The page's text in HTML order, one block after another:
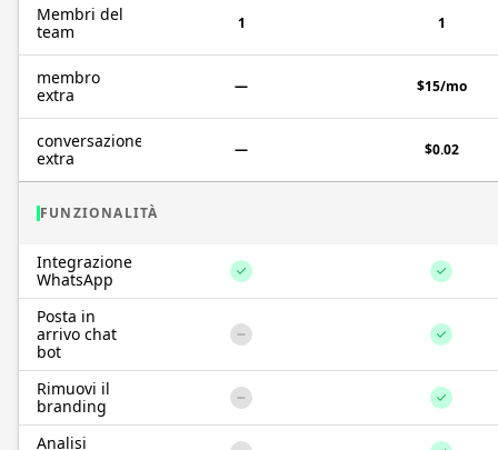
Membri del
team
1 1
membro
extra
— $15/mo
conversazione
extra
— $0.02
FUNZIONALITÀ
Integrazione
WhatsApp
Posta in
arrivo chat
bot
Rimuovi il
branding
Analisi